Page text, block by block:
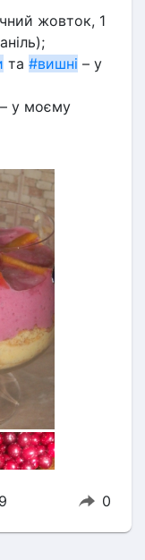
та #вишні – у
– у моєму
9 0